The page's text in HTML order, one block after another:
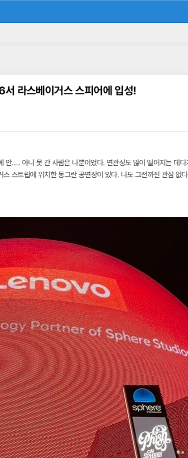
라스베이거스 스피어에 입성!
..... 아니 못 간 사람은 나뿐이었다. 연관성도 많이 떨어지는 데
스트립에 위치한 동그란 공연장이 있다. 나도 그전까진 관심 없